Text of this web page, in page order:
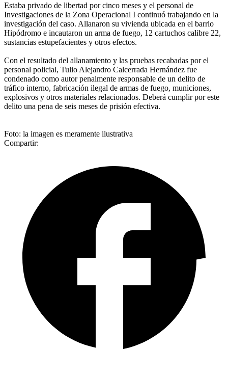
Estaba privado de libertad por cinco meses y el personal de
Investigaciones de la Zona Operacional I continuó trabajando en la
investigación del caso. Allanaron su vivienda ubicada en el barrio
Hipódromo e incautaron un arma de fuego, 12 cartuchos calibre 22,
sustancias estupefacientes y otros efectos.
Con el resultado del allanamiento y las pruebas recabadas por el
personal policial, Tulio Alejandro Calcerrada Hernández fue
condenado como autor penalmente responsable de un delito de
tráfico interno, fabricación ilegal de armas de fuego, municiones,
explosivos y otros materiales relacionados. Deberá cumplir por este
delito una pena de seis meses de prisión efectiva.
Foto: la imagen es meramente ilustrativa
Compartir: